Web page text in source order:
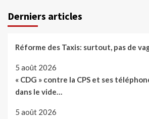
publications
Derniers articles
Réforme des Taxis: surtout, pas de
5 août 2026
« CDG » contre la CPS et ses
dans le vide…
5 août 2026